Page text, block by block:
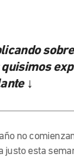
↓
no
esta